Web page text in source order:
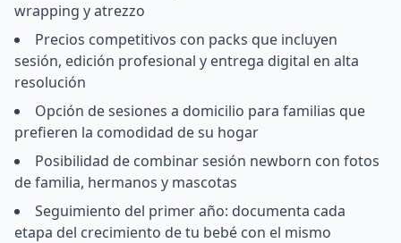
wrapping y atrezzo
Precios competitivos con packs que incluyen
sesión, edición profesional y entrega digital en alta
resolución
Opción de sesiones a domicilio para familias que
prefieren la comodidad de su hogar
Posibilidad de combinar sesión newborn con fotos
de familia, hermanos y mascotas
Seguimiento del primer año: documenta cada
etapa del crecimiento de tu bebé con el mismo